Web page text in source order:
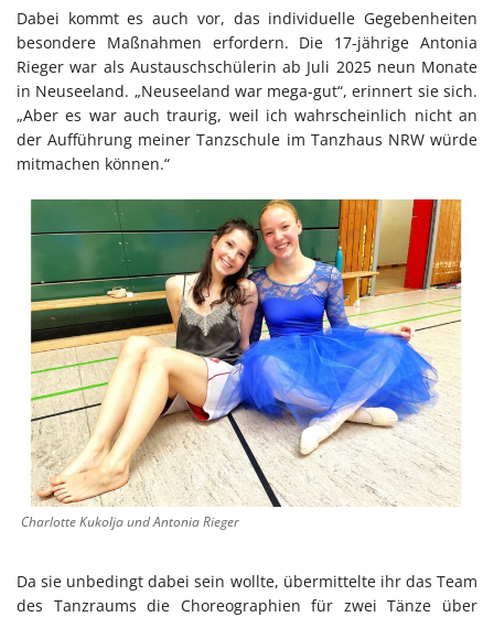
Dabei kommt es auch vor, das individuelle Gegebenheiten
besondere Maßnahmen erfordern. Die 17-jährige Antonia
Rieger war als Austauschschülerin ab Juli 2025 neun Monate
in Neuseeland. „Neuseeland war mega-gut“, erinnert sie sich.
„Aber es war auch traurig, weil ich wahrscheinlich nicht an
der Aufführung meiner Tanzschule im Tanzhaus NRW würde
mitmachen können.“
Charlotte Kukolja und Antonia Rieger
Da sie unbedingt dabei sein wollte, übermittelte ihr das Team
des Tanzraums die Choreographien für zwei Tänze über